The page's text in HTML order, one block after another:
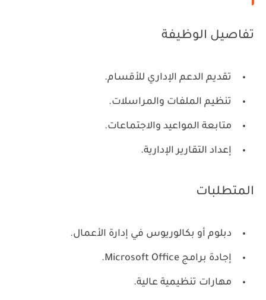
تفاصيل الوظيفة
تقديم الدعم الإداري للأقسام.
تنظيم الملفات والمراسلات.
متابعة المواعيد والاجتماعات.
إعداد التقارير الإدارية.
المتطلبات
دبلوم أو بكالوريوس في إدارة الأعمال.
إجادة برامج Microsoft Office.
مهارات تنظيمية عالية.